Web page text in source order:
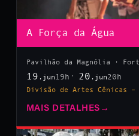
A Força da Água
Pavilhão da Magnólia ·
19 .jun 19h 20 .jun20h
Divisão de Artes Cênicas –
MAIS DETALHES →